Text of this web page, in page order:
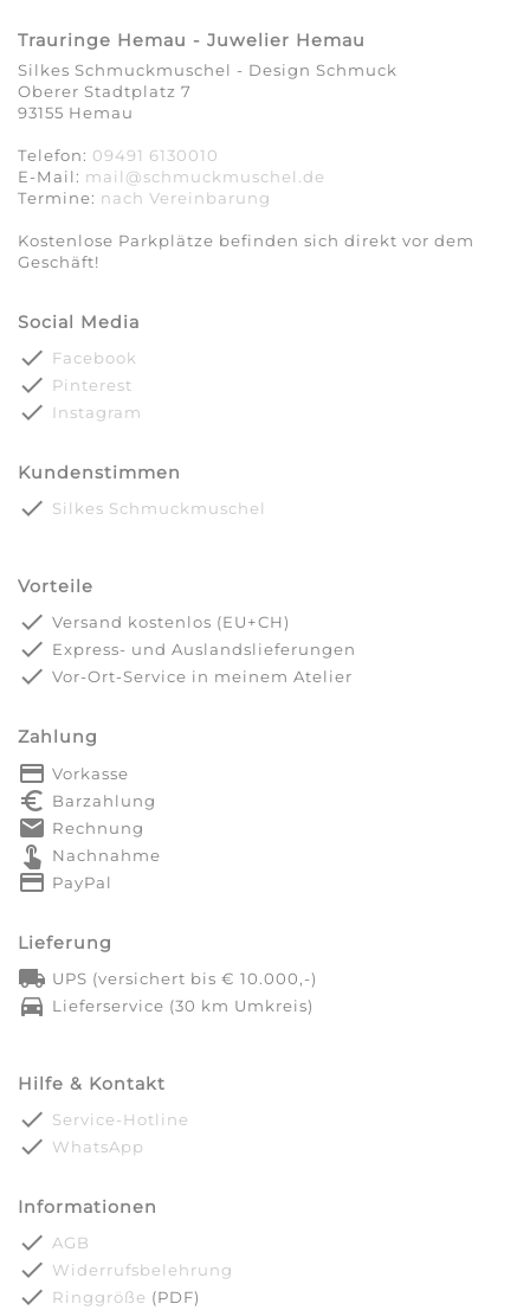
Trauringe Hemau - Juwelier Hemau
Silkes Schmuckmuschel - Design Schmuck
Oberer Stadtplatz 7
93155 Hemau
Telefon: 09491 6130010
E-Mail: mail@schmuckmuschel.de
Termine: nach Vereinbarung​​​​​​​
Kostenlose Parkplätze befinden sich direkt vor dem
Geschäft!
Social Media
done Facebook
done Pinterest
done Instagram
Kundenstimmen
done Silkes Schmuckmuschel
Vorteile
done Versand kostenlos (EU+CH)
done Express- und Auslandslieferungen
done Vor-Ort-Service in meinem Atelier
Zahlung
payment Vorkasse
euro_symbol Barzahlung
markunread Rechnung
touch_app Nachnahme
credit_card PayPal
Lieferung
local_shipping UPS (versichert bis € 10.000,-)
directions_car Lieferservice (30 km Umkreis)
Hilfe & Kontakt
done Service-Hotline
done WhatsApp
Informationen
done AGB
done Widerrufsbelehrung
done Ringgröße (PDF)